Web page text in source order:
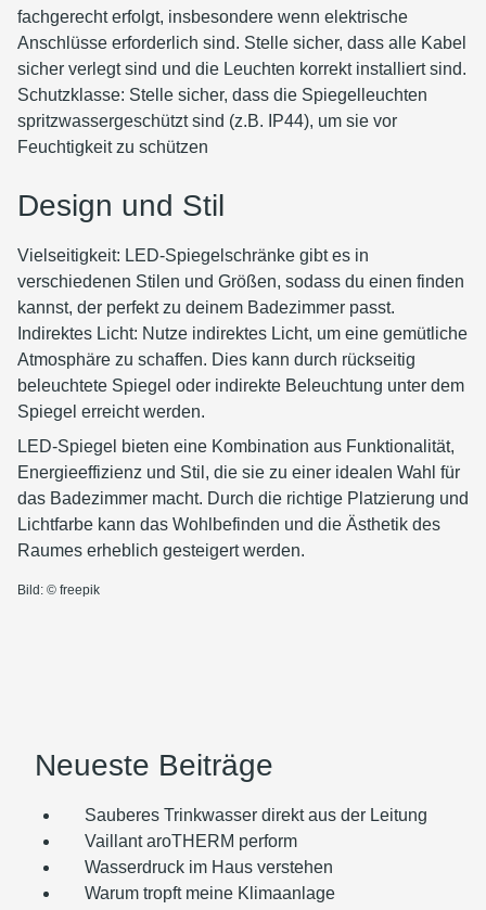
fachgerecht erfolgt, insbesondere wenn elektrische
Anschlüsse erforderlich sind. Stelle sicher, dass alle Kabel
sicher verlegt sind und die Leuchten korrekt installiert sind.
Schutzklasse: Stelle sicher, dass die Spiegelleuchten
spritzwassergeschützt sind (z.B. IP44), um sie vor
Feuchtigkeit zu schützen
Design und Stil
Vielseitigkeit: LED-Spiegelschränke gibt es in
verschiedenen Stilen und Größen, sodass du einen finden
kannst, der perfekt zu deinem Badezimmer passt.
Indirektes Licht: Nutze indirektes Licht, um eine gemütliche
Atmosphäre zu schaffen. Dies kann durch rückseitig
beleuchtete Spiegel oder indirekte Beleuchtung unter dem
Spiegel erreicht werden.
LED-Spiegel bieten eine Kombination aus Funktionalität,
Energieeffizienz und Stil, die sie zu einer idealen Wahl für
das Badezimmer macht. Durch die richtige Platzierung und
Lichtfarbe kann das Wohlbefinden und die Ästhetik des
Raumes erheblich gesteigert werden.
Bild: © freepik
Neueste Beiträge
Sauberes Trinkwasser direkt aus der Leitung
Vaillant aroTHERM perform
Wasserdruck im Haus verstehen
Warum tropft meine Klimaanlage